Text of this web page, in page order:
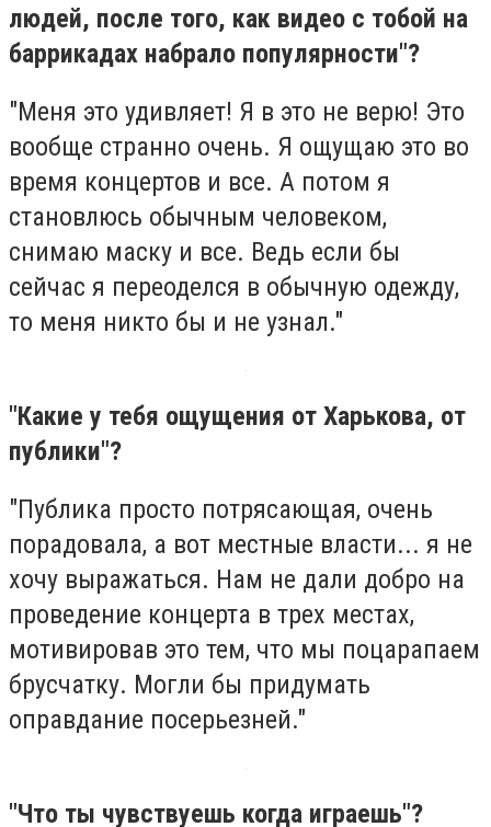
людей, после того, как видео с тобой на
баррикадах набрало популярности"?
"Меня это удивляет! Я в это не верю! Это
вообще странно очень. Я ощущаю это во
время концертов и все. А потом я
становлюсь обычным человеком,
снимаю маску и все. Ведь если бы
сейчас я переоделся в обычную одежду,
то меня никто бы и не узнал."
"Какие у тебя ощущения от Харькова, от
публики"?
"Публика просто потрясающая, очень
порадовала, а вот местные власти... я не
хочу выражаться. Нам не дали добро на
проведение концерта в трех местах,
мотивировав это тем, что мы поцарапаем
брусчатку. Могли бы придумать
оправдание посерьезней."
"Что ты чувствуешь когда играешь"?